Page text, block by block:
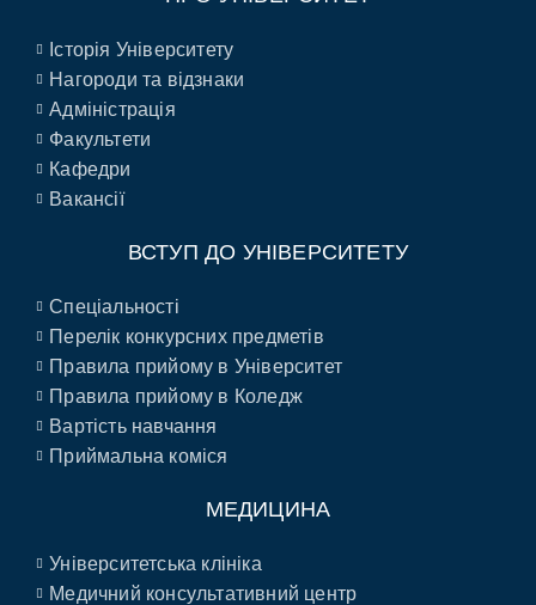
Історія Університету
Нагороди та відзнаки
Адміністрація
Факультети
Кафедри
Вакансії
ВСТУП ДО УНІВЕРСИТЕТУ
Спеціальності
Перелік конкурсних предметів
Правила прийому в Університет
Правила прийому в Коледж
Вартість навчання
Приймальна коміся
МЕДИЦИНА
Університетська клініка
Медичний консультативний центр